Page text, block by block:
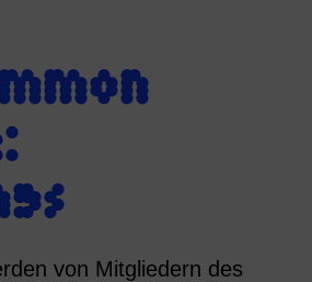
von Mitgliedern des